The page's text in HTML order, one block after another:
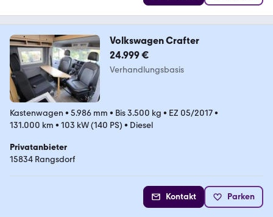
Volkswagen Crafter
24.999 €
Verhandlungsbasis
Kastenwagen • 5.986 mm • Bis 3.500 kg • EZ 05/2017•
131.000 km • 103 kW (140 PS) • Diesel
Privatanbieter
15834 Rangsdorf
Kontakt Parken